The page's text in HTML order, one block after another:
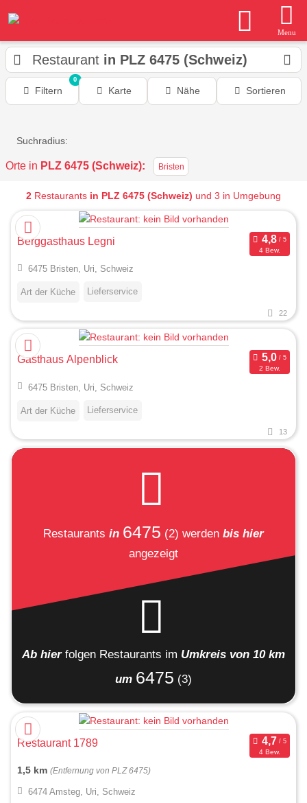
Menu
Restaurant in PLZ 6475 (Schweiz)
Filtern
0
Karte Nähe Sortieren
Suchradius:
Orte in PLZ 6475 (Schweiz): Bristen
2 Restaurants in PLZ 6475 (Schweiz) und 3 in Umgebung
Berggasthaus Legni
4 Bew.
6475 Bristen, Uri, Schweiz
Art der Küche Lieferservice
22
Gasthaus Alpenblick
2 Bew.
6475 Bristen, Uri, Schweiz
Art der Küche Lieferservice
13
Restaurants in 6475 (2) werden bis hier
angezeigt
Ab hier folgen Restaurants im Umkreis von 10 km
um 6475 (3)
Restaurant 1789
4 Bew.
1,5 km (Entfernung von PLZ 6475)
6474 Amsteg, Uri, Schweiz